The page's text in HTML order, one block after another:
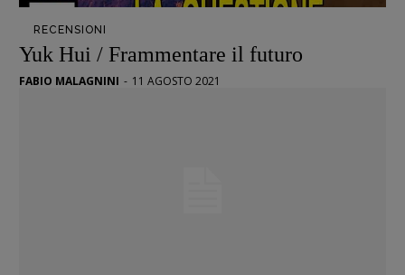
RECENSIONI
Yuk Hui / Frammentare il futuro
FABIO MALAGNINI - 11 AGOSTO 2021